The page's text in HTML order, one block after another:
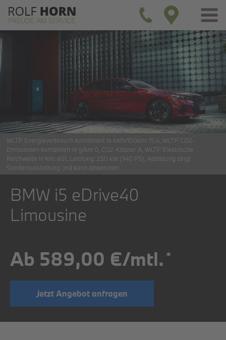
WLTP Energieverbrauch kombiniert in kWh/100km: 15,4 WLTP CO2-
Emissionen kombiniert in g/km 0 CO2-Klasse: A WLTP Elektrische
Reichweite in km: 601 Leistung: 250 kW (340 PS) Abbildung zeigt
Sonderausstattung und kann abweichen.
BMW i5 eDrive40
Limousine
Ab 589,00 €/mtl. *
Jetzt Angebot anfragen